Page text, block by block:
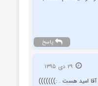
پاسخ
آقا امید هست . :)))))))